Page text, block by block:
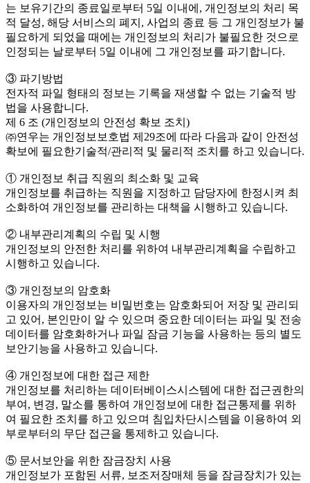
는 보유기간의 종료일로부터 5일 이내에, 개인정보의 처리 목
적 달성, 해당 서비스의 폐지, 사업의 종료 등 그 개인정보가 불
필요하게 되었을 때에는 개인정보의 처리가 불필요한 것으로
인정되는 날로부터 5일 이내에 그 개인정보를 파기합니다.
③ 파기방법
전자적 파일 형태의 정보는 기록을 재생할 수 없는 기술적 방
법을 사용합니다.
제 6 조 (개인정보의 안전성 확보 조치)
㈜연우는 개인정보보호법 제29조에 따라 다음과 같이 안전성
확보에 필요한기술적/관리적 및 물리적 조치를 하고 있습니다.
① 개인정보 취급 직원의 최소화 및 교육
개인정보를 취급하는 직원을 지정하고 담당자에 한정시켜 최
소화하여 개인정보를 관리하는 대책을 시행하고 있습니다.
② 내부관리계획의 수립 및 시행
개인정보의 안전한 처리를 위하여 내부관리계획을 수립하고
시행하고 있습니다.
③ 개인정보의 암호화
이용자의 개인정보는 비밀번호는 암호화되어 저장 및 관리되
고 있어, 본인만이 알 수 있으며 중요한 데이터는 파일 및 전송
데이터를 암호화하거나 파일 잠금 기능을 사용하는 등의 별도
보안기능을 사용하고 있습니다.
④ 개인정보에 대한 접근 제한
개인정보를 처리하는 데이터베이스시스템에 대한 접근권한의
부여, 변경, 말소를 통하여 개인정보에 대한 접근통제를 위하
여 필요한 조치를 하고 있으며 침입차단시스템을 이용하여 외
부로부터의 무단 접근을 통제하고 있습니다.
⑤ 문서보안을 위한 잠금장치 사용
개인정보가 포함된 서류, 보조저장매체 등을 잠금장치가 있는